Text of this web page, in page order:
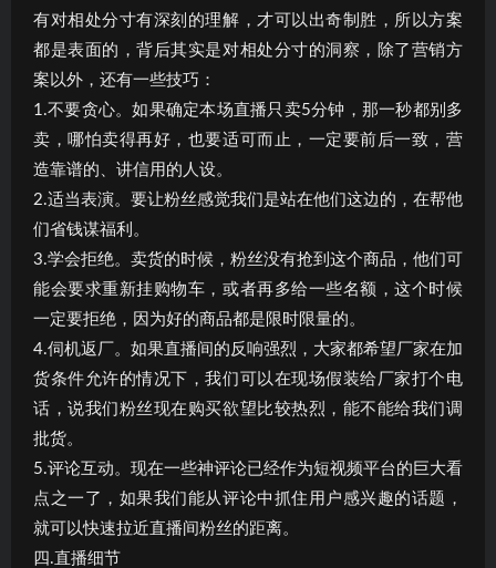
有对相处分寸有深刻的理解，才可以出奇制胜，所以方案
都是表面的，背后其实是对相处分寸的洞察，除了营销方
案以外，还有一些技巧：
1.不要贪心。如果确定本场直播只卖5分钟，那一秒都别多
卖，哪怕卖得再好，也要适可而止，一定要前后一致，营
造靠谱的、讲信用的人设。
2.适当表演。要让粉丝感觉我们是站在他们这边的，在帮他
们省钱谋福利。
3.学会拒绝。卖货的时候，粉丝没有抢到这个商品，他们可
能会要求重新挂购物车，或者再多给一些名额，这个时候
一定要拒绝，因为好的商品都是限时限量的。
4.伺机返厂。如果直播间的反响强烈，大家都希望厂家在加
货条件允许的情况下，我们可以在现场假装给厂家打个电
话，说我们粉丝现在购买欲望比较热烈，能不能给我们调
批货。
5.评论互动。现在一些神评论已经作为短视频平台的巨大看
点之一了，如果我们能从评论中抓住用户感兴趣的话题，
就可以快速拉近直播间粉丝的距离。
四.直播细节